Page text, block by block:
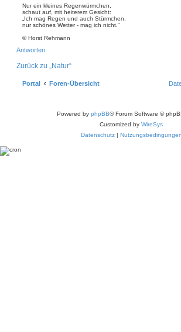
Nur ein kleines Regenwürmchen,
schaut auf, mit heiterem Gesicht:
„Ich mag Regen und auch Stürmchen,
nur schönes Wetter - mag ich nicht.“
© Horst Rehmann
Antworten
Zurück zu „Natur“
Portal Foren-Übersicht
Powered by phpBB® Forum Software ©
Customized by WireSys
Datenschutz| Nutzungsbedingungen